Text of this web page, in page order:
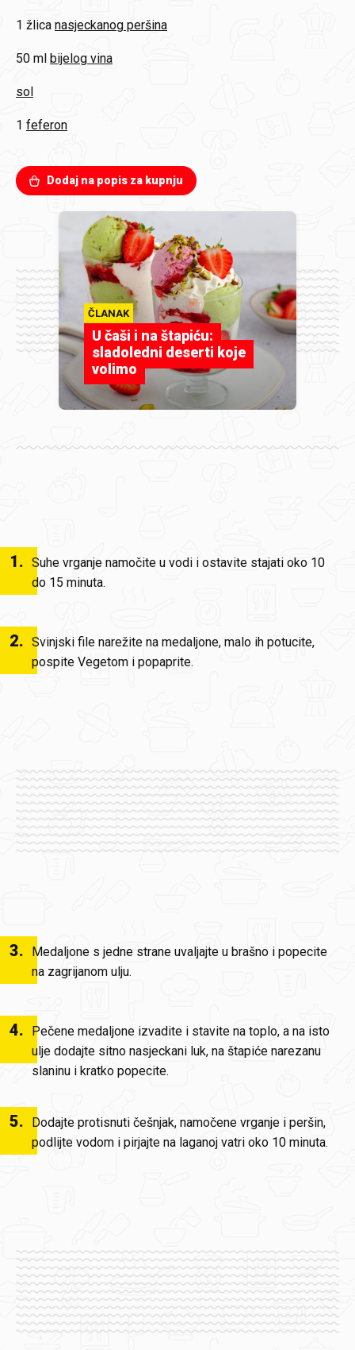
1 žlica nasjeckanog peršina
50 ml bijelog vina
sol
1 feferon
Dodaj na popis za kupnju
ČLANAK
U čaši i na štapiću:
sladoledni deserti koje
volimo
1. Suhe vrganje namočite u vodi i ostavite stajati oko 10
do 15 minuta.
2. Svinjski file narežite na medaljone, malo ih potucite,
pospite Vegetom i popaprite.
3.
Medaljone s jedne strane uvaljajte u brašno i popecite
na zagrijanom ulju.
4.
Pečene medaljone izvadite i stavite na toplo, a na isto
ulje dodajte sitno nasjeckani luk, na štapiće narezanu
slaninu i kratko popecite.
5.
Dodajte protisnuti češnjak, namočene vrganje i peršin,
podlijte vodom i pirjajte na laganoj vatri oko 10 minuta.